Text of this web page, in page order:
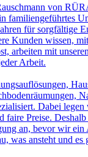
von
familiengeführtes
für sorgfältige
Kunden wissen,
arbeiten mit
Arbeit.
Dabei
faire Preise.
an, bevor wir ein
was ansteht und es